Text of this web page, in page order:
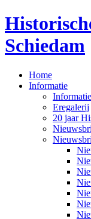
Schiedam
Home
Informatie
Eregalerij
20 jaar